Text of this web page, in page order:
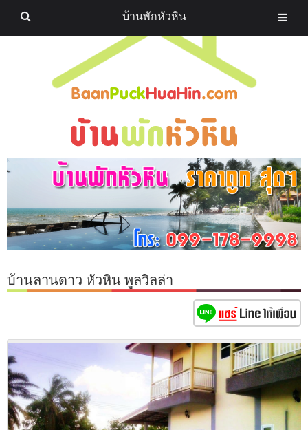
บ้านลานดาว หัวหิน พูลวิลล่า
บ้านพักหัวหิน